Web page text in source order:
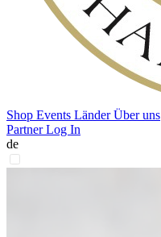
Shop Events LänderÜber uns
Partner Log In
de